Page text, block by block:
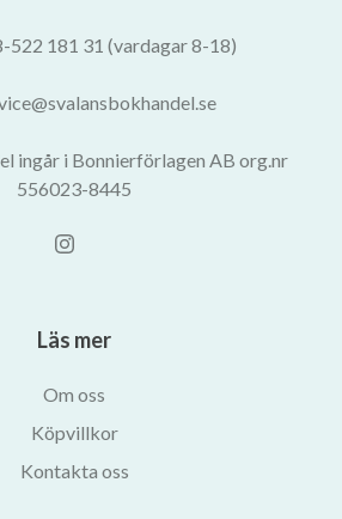
522 181 31 (vardagar 8-18)
ingår i Bonnierförlagen AB org.nr
556023-8445
Läs mer
Om oss
Köpvillkor
Kontakta oss